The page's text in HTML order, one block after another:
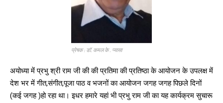
प्रेषक : डॉ. कमल के . प्यासा
अयोध्या में प्रभु श्री राम जी की की प्रतिमा की प्रतिष्ठा के आयोजन के उपलक्ष में
देश भर में गीत,संगीत,पूजा पाठ व भजनों का आयोजन जगह जगह पिछले दिनों
(कई जगह )हो रहा था। इधर हमारे यहां भी प्रभु राम जी का यह कार्यक्रम सुचारू